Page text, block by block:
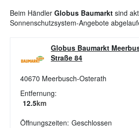
Beim Händler Globus Baumarkt sind
Sonnenschutzsystem-Angebote
Globus Baumarkt
Straße 84
40670 Meerbusch-Osterath
Entfernung:
12.5km
Öffnungszeiten: Geschlossen